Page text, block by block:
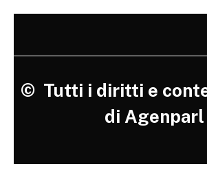
© Tutti i diritti e
di Agenparl